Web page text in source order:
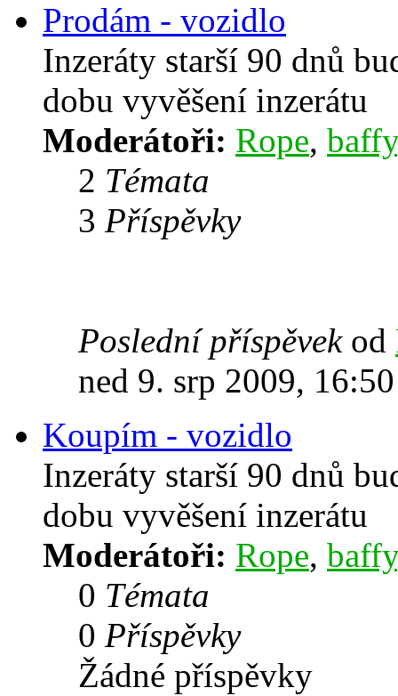
Prodám - vozidlo
Inzeráty starší 90 dnů
dobu vyvěšení inzerátu
Moderátoři: Rope, baffy
2 Témata
3 Příspěvky
Poslední příspěvekod
ned 9. srp 2009, 16:50
Koupím - vozidlo
Inzeráty starší 90 dnů
dobu vyvěšení inzerátu
Moderátoři: Rope, baffy
0 Témata
0 Příspěvky
Žádné příspěvky